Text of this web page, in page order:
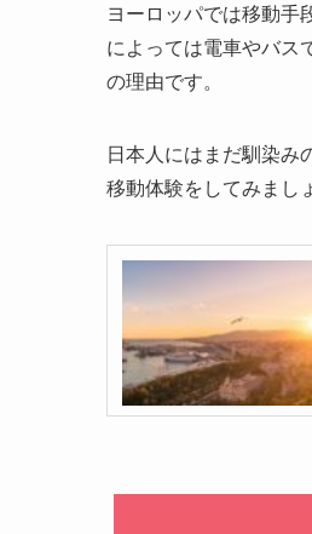
ヨーロッパでは移動手
によっては電車やバス
の理由です。
日本人にはまだ馴染み
移動体験をしてみまし